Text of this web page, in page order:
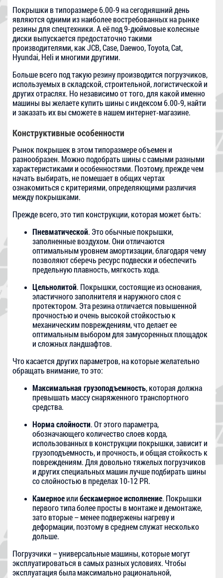
Покрышки в типоразмере 6.00-9 на сегодняшний день
являются одними из наиболее востребованных на рынке
резины для спецтехники. А её под 9-дюймовые колесные
диски выпускается предостаточно такими
производителями, как JCB, Case, Daewoo, Toyota, Cat,
Hyundai, Heli и многими другими.
Больше всего под такую резину производится погрузчиков,
используемых в складской, строительной, логистической и
других отраслях. Но независимо от того, для какой именно
машины вы желаете купить шины с индексом 6.00-9, найти
и заказать их вы сможете в нашем интернет-магазине.
Конструктивные особенности
Рынок покрышек в этом типоразмере объемен и
разнообразен. Можно подобрать шины с самыми разными
характеристиками и особенностями. Поэтому, прежде чем
начать выбирать, не помешает в общих чертах
ознакомиться с критериями, определяющими различия
между покрышками.
Прежде всего, это тип конструкции, которая может быть:
Пневматической. Это обычные покрышки,
заполненные воздухом. Они отличаются
оптимальным уровнем амортизации, благодаря чему
позволяют сберечь ресурс подвески и обеспечить
предельную плавность, мягкость хода.
Цельнолитой. Покрышки, состоящие из основания,
эластичного заполнителя и наружного слоя с
протектором. Эта резина отличается повышенной
прочностью и очень высокой стойкостью к
механическим повреждениям, что делает ее
оптимальным выбором для замусоренных площадок
и сложных ландшафтов.
Что касается других параметров, на которые желательно
обращать внимание, то это:
Максимальная грузоподъемность, которая должна
превышать массу снаряженного транспортного
средства.
Норма слойности. От этого параметра,
обозначающего количество слоев корда,
использованных в конструкции покрышки, зависит и
грузоподъемность, и прочность, и общая стойкость к
повреждениям. Для довольно тяжелых погрузчиков
и других специальных машин лучше подбирать шины
со слойностью в пределах 10-12 PR.
Камерноеилибескамерноеисполнение. Покрышки
первого типа более просты в монтаже и демонтаже,
зато вторые – менее подвержены нагреву и
деформации, поэтому в среднем служат несколько
дольше.
Погрузчики – универсальные машины, которые могут
эксплуатироваться в самых разных условиях. Чтобы
эксплуатация была максимально рациональной,